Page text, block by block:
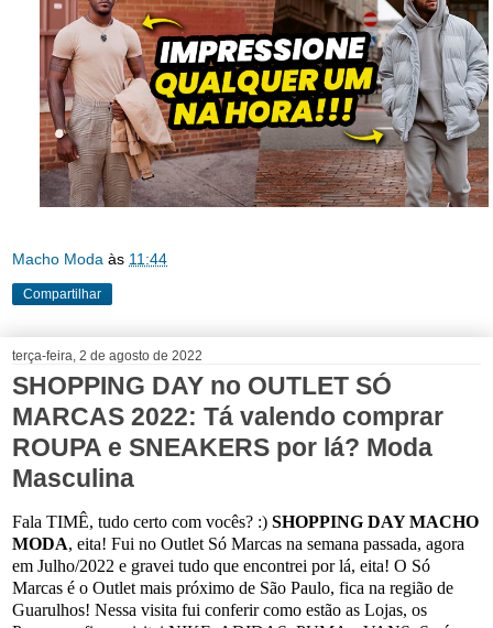
Macho Moda às 11:44
Compartilhar
terça-feira, 2 de agosto de 2022
SHOPPING DAY no OUTLET SÓ
MARCAS 2022: Tá valendo comprar
ROUPA e SNEAKERS por lá? Moda
Masculina
Fala TIMÊ, tudo certo com vocês? :) SHOPPING DAY MACHO
MODA, eita! Fui no Outlet Só Marcas na semana passada, agora
em Julho/2022 e gravei tudo que encontrei por lá, eita! O Só
Marcas é o Outlet mais próximo de São Paulo, fica na região de
Guarulhos! Nessa visita fui conferir como estão as Lojas, os